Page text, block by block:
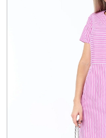
РАСПРОДАЖА